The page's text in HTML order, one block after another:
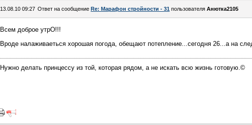
13.08.10 09:27 Ответ на сообщение Re: Марафон стройности - 31 пользователя Анютка2105
Всем доброе утрО!!!
Вроде налаживаеться хорошая погода, обещают потепление...сегодня 26...а на
Нужно делать принцессу из той, которая рядом, а не искать всю жизнь готовую.©